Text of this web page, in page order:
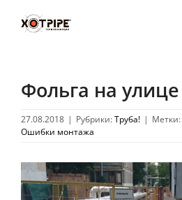
Фольга на улице
27.08.2018 | Рубрики:Труба! | Метки:
Ошибки монтажа